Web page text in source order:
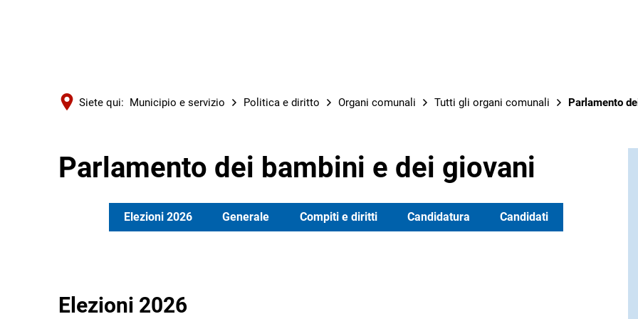
Siete qui: Municipio e servizio Politica e diritto Organi comunali Tutti gli organi comunali Parlamento
Parlamento dei bambini e dei giovani
Elezioni 2026 Generale Compiti e diritti Candidatura Candidati
Elezioni 2026